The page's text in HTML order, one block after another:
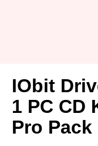
IObit
1 PC CD
Pro Pack